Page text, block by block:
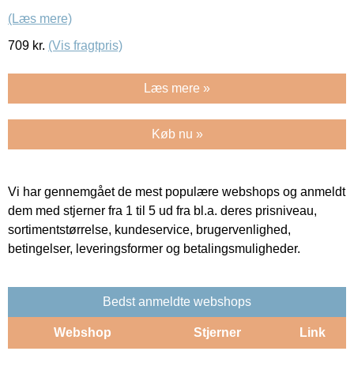
(Læs mere)
709 kr. (Vis fragtpris)
Læs mere »
Køb nu »
Vi har gennemgået de mest populære webshops og anmeldt
dem med stjerner fra 1 til 5 ud fra bl.a. deres prisniveau,
sortimentstørrelse, kundeservice, brugervenlighed,
betingelser, leveringsformer og betalingsmuligheder.
Bedst anmeldte webshops
Webshop Stjerner Link